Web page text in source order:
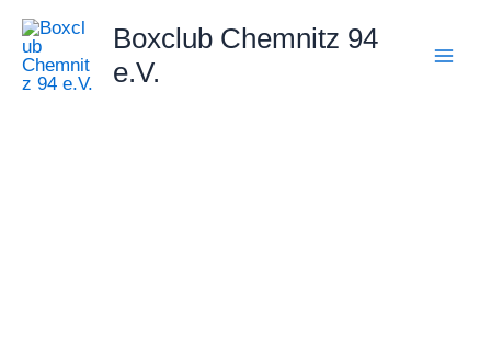
Zum
Inhalt
springen
Boxclub Chemnitz 94
e.V.